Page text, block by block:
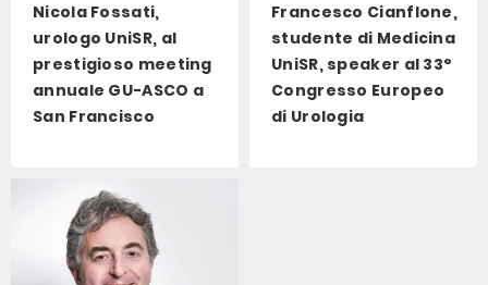
Nicola Fossati,
urologo UniSR, al
prestigioso meeting
annuale GU-ASCO a
San Francisco
Francesco Cianflone,
studente di Medicina
UniSR, speaker al 33°
Congresso Europeo
di Urologia